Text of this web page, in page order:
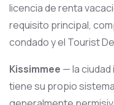
licencia de renta
requisito principal,
condado y el Tourist
Kissimmee — la
tiene su propio